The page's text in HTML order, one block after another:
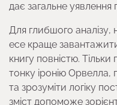
дає загальне
Для глибшого аналізу,
есе краще
книгу повністю. Тільки
тонку іронію Орвелла,
та зрозуміти логіку
зміст допоможе